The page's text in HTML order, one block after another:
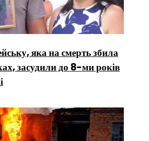
яка на смерть збила
засудили до 8-ми років